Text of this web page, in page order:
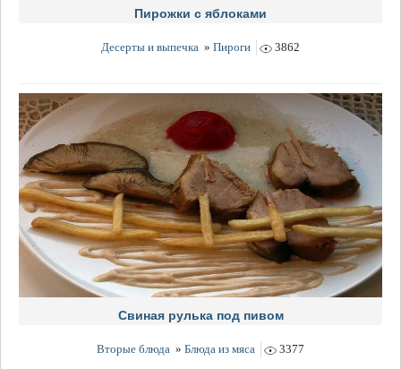
Пирожки с яблоками
Десерты и выпечка » Пироги 3862
Свиная рулька под пивом
Вторые блюда » Блюда из мяса 3377